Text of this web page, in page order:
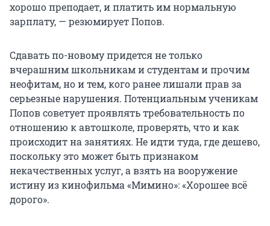
хорошо преподает, и платить им нормальную
зарплату, — резюмирует Попов.
Cдавать по-новому придется не только
вчерашним школьникам и студентам и прочим
неофитам, но и тем, кого ранее лишали прав за
серьезные нарушения. Потенциальным ученикам
Попов советует проявлять требовательность по
отношению к автошколе, проверять, что и как
происходит на занятиях. Не идти туда, где дешево,
поскольку это может быть признаком
некачественных услуг, а взять на вооружение
истину из кинофильма «Мимино»: «Хорошее всё
дорого».